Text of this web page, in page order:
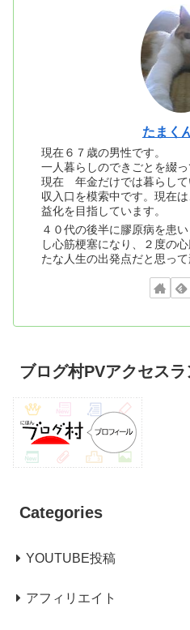
たまく
現在６７歳の男性です。
一人暮らしのできごとを綴っ
現在 年金だけでは暮らして
収入口を模索中です。現在
益化を目指しています。
４０代の後半に膠原病を患
し心筋梗塞になり、２度の
たな人生の出発点だと思って
ブログ村PVアクセス
Categories
YOUTUBE投稿
アフィリエイト